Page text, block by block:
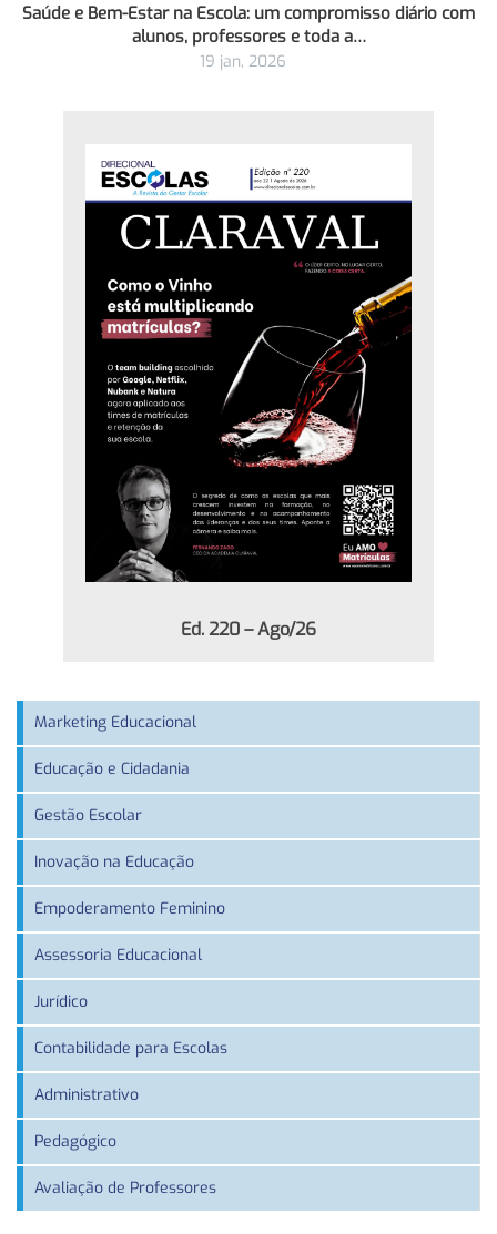
Saúde e Bem-Estar na Escola: um compromisso diário com
alunos, professores e toda a…
19 jan, 2026
Ed. 220 – Ago/26
Marketing Educacional
Educação e Cidadania
Gestão Escolar
Inovação na Educação
Empoderamento Feminino
Assessoria Educacional
Jurídico
Contabilidade para Escolas
Administrativo
Pedagógico
Avaliação de Professores